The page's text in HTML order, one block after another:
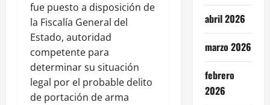
fue puesto a disposición de
la Fiscalía General del
Estado, autoridad
competente para
determinar su situación
legal por el probable delito
de portación de arma
abril 2026
marzo 2026
febrero
2026